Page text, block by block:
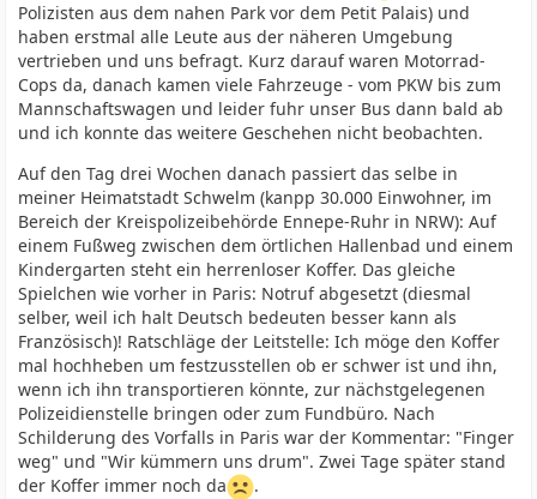
Polizisten aus dem nahen Park vor dem Petit Palais) und
haben erstmal alle Leute aus der näheren Umgebung
vertrieben und uns befragt. Kurz darauf waren Motorrad-
Cops da, danach kamen viele Fahrzeuge - vom PKW bis zum
Mannschaftswagen und leider fuhr unser Bus dann bald ab
und ich konnte das weitere Geschehen nicht beobachten.
Auf den Tag drei Wochen danach passiert das selbe in
meiner Heimatstadt Schwelm (kanpp 30.000 Einwohner, im
Bereich der Kreispolizeibehörde Ennepe-Ruhr in NRW): Auf
einem Fußweg zwischen dem örtlichen Hallenbad und einem
Kindergarten steht ein herrenloser Koffer. Das gleiche
Spielchen wie vorher in Paris: Notruf abgesetzt (diesmal
selber, weil ich halt Deutsch bedeuten besser kann als
Französisch)! Ratschläge der Leitstelle: Ich möge den Koffer
mal hochheben um festzusstellen ob er schwer ist und ihn,
wenn ich ihn transportieren könnte, zur nächstgelegenen
Polizeidienstelle bringen oder zum Fundbüro. Nach
Schilderung des Vorfalls in Paris war der Kommentar: "Finger
weg" und "Wir kümmern uns drum". Zwei Tage später stand
der Koffer immer noch da
.